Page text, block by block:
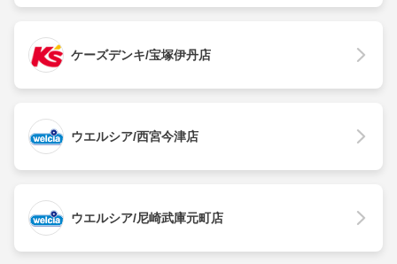
ケーズデンキ/宝塚伊丹店
ウエルシア/西宮今津店
ウエルシア/尼崎武庫元町店